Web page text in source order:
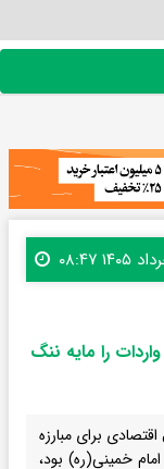
را مایه ننگ
برای مبارزه
خمینی(ره) بود،